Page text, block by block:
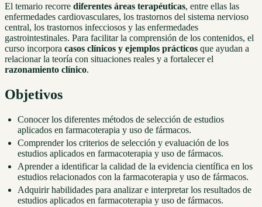
El temario recorre diferentes áreas terapéuticas, entre ellas las
enfermedades cardiovasculares, los trastornos del sistema nervioso
central, los trastornos infecciosos y las enfermedades
gastrointestinales. Para facilitar la comprensión de los contenidos, el
curso incorpora casos clínicos y ejemplos prácticos que ayudan a
relacionar la teoría con situaciones reales y a fortalecer el
razonamiento clínico.
Objetivos
Conocer los diferentes métodos de selección de estudios
aplicados en farmacoterapia y uso de fármacos.
Comprender los criterios de selección y evaluación de los
estudios aplicados en farmacoterapia y uso de fármacos.
Aprender a identificar la calidad de la evidencia científica en los
estudios relacionados con la farmacoterapia y uso de fármacos.
Adquirir habilidades para analizar e interpretar los resultados de
estudios aplicados en farmacoterapia y uso de fármacos.